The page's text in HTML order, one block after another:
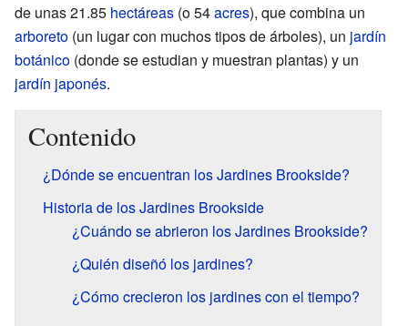
de unas 21.85 hectáreas (o 54acres), que combina un
arboreto (un lugar con muchos tipos de árboles), un jardín
botánico (donde se estudian y muestran plantas) y un
jardín japonés.
Contenido
¿Dónde se encuentran los Jardines Brookside?
Historia de los Jardines Brookside
¿Cuándo se abrieron los Jardines Brookside?
¿Quién diseñó los jardines?
¿Cómo crecieron los jardines con el tiempo?